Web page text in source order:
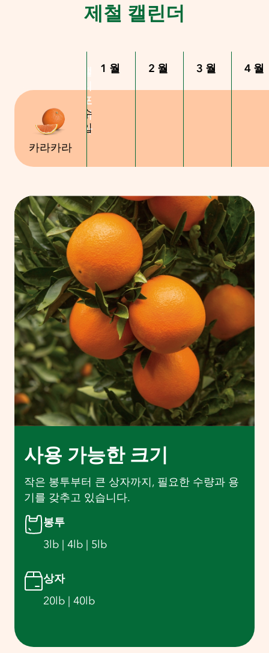
제철 캘린더
카라카라
1월 2월 3월 4월
포
니
아
포
니
아
수
입
사용 가능한 크기
작은 봉투부터 큰 상자까지, 필요한 수량과 용
기를 갖추고 있습니다.
봉투
3lb | 4lb | 5lb
상자
20lb | 40lb